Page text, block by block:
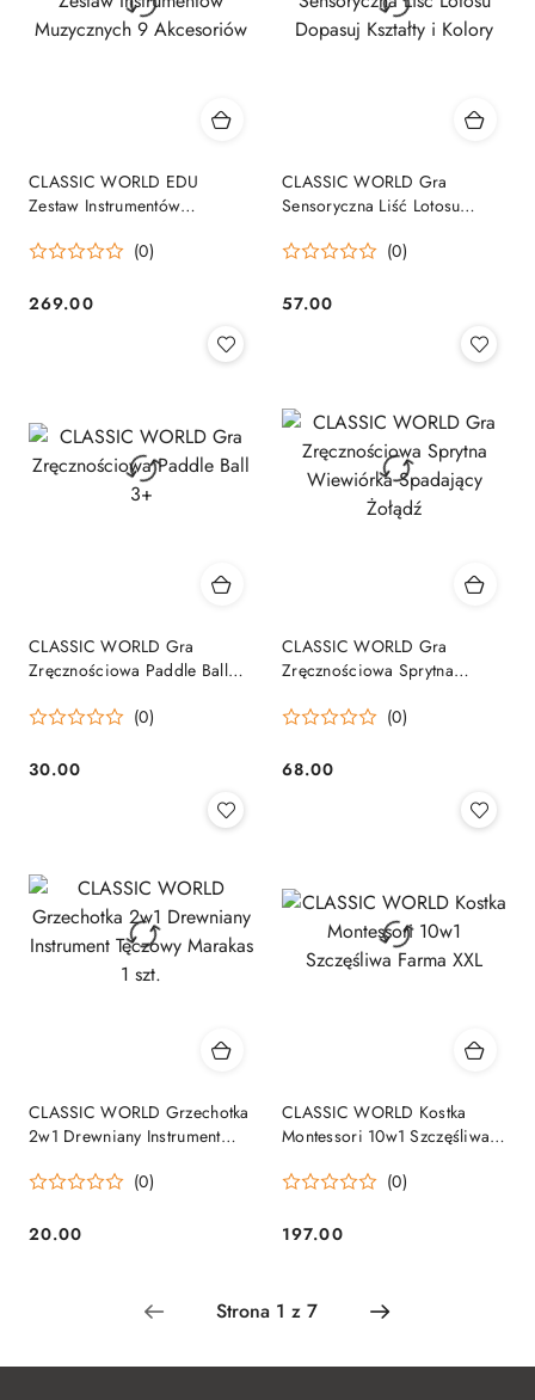
CLASSIC WORLD EDU
Zestaw Instrumentów
(0)
Cena:
269.00
CLASSIC WORLD Gra
Sensoryczna Liść Lotosu
(0)
Cena:
57.00
CLASSIC WORLD Gra
Zręcznościowa Paddle Ball
(0)
Cena:
30.00
CLASSIC WORLD Gra
Zręcznościowa Sprytna
(0)
Cena:
68.00
CLASSIC WORLD Grzechotka
2w1 Drewniany Instrument
(0)
Cena:
20.00
CLASSIC WORLD Kostka
Montessori 10w1 Szczęśliwa
(0)
Cena:
197.00